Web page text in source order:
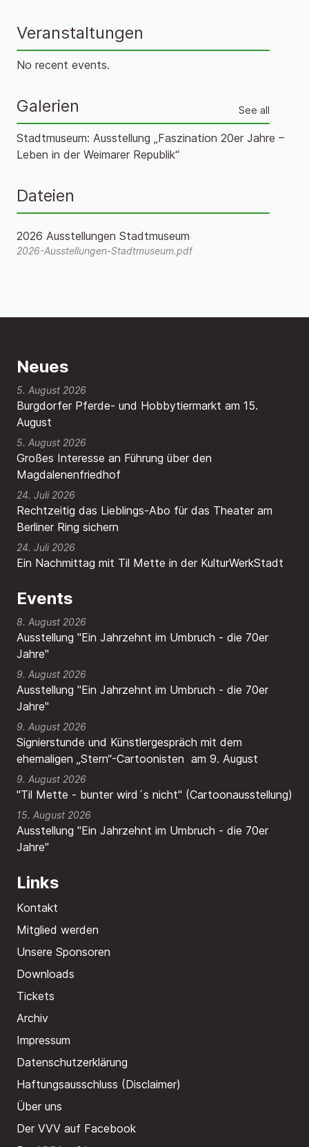
Veranstaltungen
No recent events.
Galerien See all
Stadtmuseum: Ausstellung „Faszination 20er Jahre –
Leben in der Weimarer Republik“
Dateien
2026 Ausstellungen Stadtmuseum
2026-Ausstellungen-Stadtmuseum.pdf
Neues
Burgdorfer Pferde- und Hobbytiermarkt am 15.
August
5. August 2026
Großes Interesse an Führung über den
Magdalenenfriedhof
5. August 2026
Rechtzeitig das Lieblings-Abo für das Theater am
Berliner Ring sichern
24. Juli 2026
Ein Nachmittag mit Til Mette in der KulturWerkStadt
24. Juli 2026
Events
8. August 2026
Ausstellung "Ein Jahrzehnt im Umbruch - die 70er
Jahre"
9. August 2026
Ausstellung "Ein Jahrzehnt im Umbruch - die 70er
Jahre"
9. August 2026
Signierstunde und Künstlergespräch mit dem
ehemaligen „Stern“-Cartoonisten am 9. August
9. August 2026
"Til Mette - bunter wird´s nicht" (Cartoonausstellung)
15. August 2026
Ausstellung "Ein Jahrzehnt im Umbruch - die 70er
Jahre"
Links
Kontakt
Mitglied werden
Unsere Sponsoren
Downloads
Tickets
Archiv
Impressum
Datenschutzerklärung
Haftungsausschluss (Disclaimer)
Über uns
Der VVV auf Facebook